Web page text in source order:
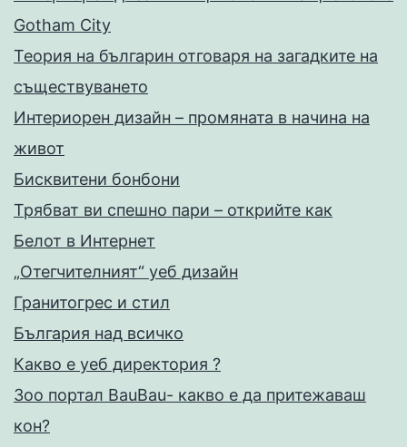
Gotham City
Теория на българин отговаря на загадките на
съществуването
Интериорен дизайн – промяната в начина на
живот
Бисквитени бонбони
Трябват ви спешно пари – открийте как
Белот в Интернет
„Отегчителният“ уеб дизайн
Гранитогрес и стил
България над всичко
Какво е уеб директория ?
Зоо портал BauBau- какво е да притежаваш
кон?